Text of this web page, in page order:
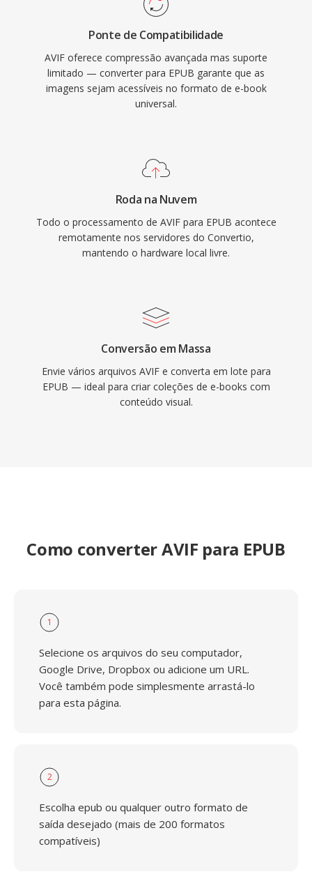
Ponte de Compatibilidade
AVIF oferece compressão avançada mas suporte
limitado — converter para EPUB garante que as
imagens sejam acessíveis no formato de e-book
universal.
Roda na Nuvem
Todo o processamento de AVIF para EPUB acontece
remotamente nos servidores do Convertio,
mantendo o hardware local livre.
Conversão em Massa
Envie vários arquivos AVIF e converta em lote para
EPUB — ideal para criar coleções de e-books com
conteúdo visual.
Como converter AVIF para EPUB
1
Selecione os arquivos do seu computador,
Google Drive, Dropbox ou adicione um URL.
Você também pode simplesmente arrastá-lo
para esta página.
2
Escolha epub ou qualquer outro formato de
saída desejado (mais de 200 formatos
compatíveis)